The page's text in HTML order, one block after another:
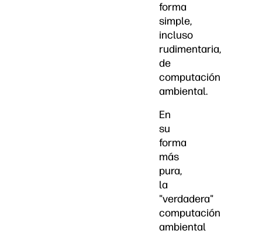
forma
simple,
incluso
rudimentaria,
de
computación
ambiental.
En
su
forma
más
pura,
la
"verdadera"
computación
ambiental